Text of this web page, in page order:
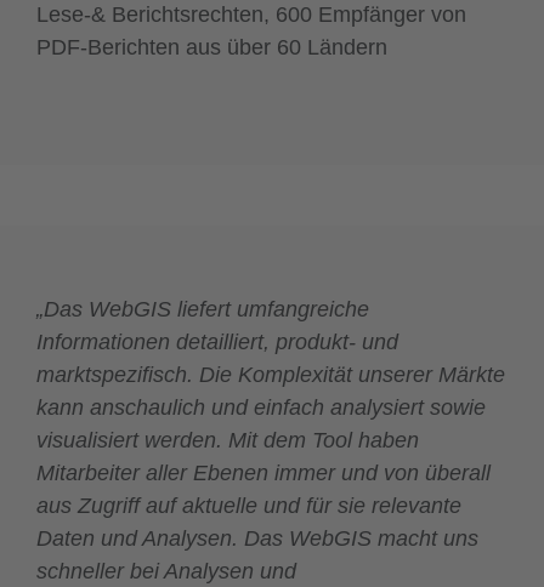
Lese-& Berichtsrechten, 600 Empfänger von
PDF-Berichten aus über 60 Ländern
„Das WebGIS liefert umfangreiche
Informationen detailliert, produkt- und
marktspezifisch. Die Komplexität unserer Märkte
kann anschaulich und einfach analysiert sowie
visualisiert werden. Mit dem Tool haben
Mitarbeiter aller Ebenen immer und von überall
aus Zugriff auf aktuelle und für sie relevante
Daten und Analysen. Das WebGIS macht uns
schneller bei Analysen und